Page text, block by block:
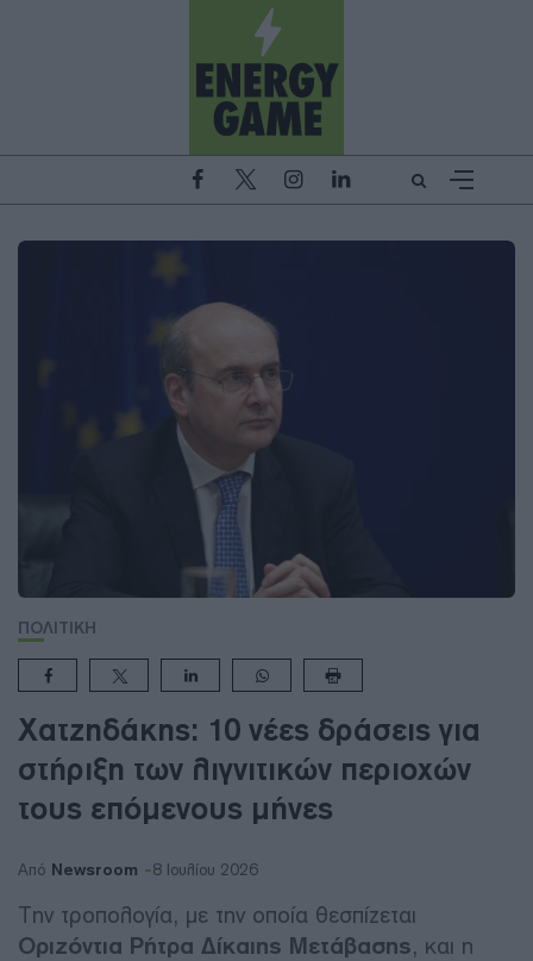
ΠΟΛΙΤΙΚΗ
Χατζηδάκης: 10 νέες δράσεις για
στήριξη των λιγνιτικών περιοχών
τους επόμενους μήνες
Από Newsroom 8 Ιουλίου 2026
Την τροπολογία, με την οποία θεσπίζεται
Οριζόντια Ρήτρα Δίκαιης Μετάβασης, και η